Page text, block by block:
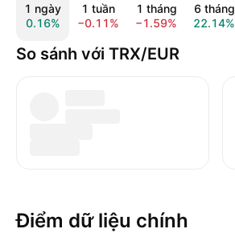
1 ngày
0.16%
1 tuần
−0.11%
1 tháng
−1.59%
6 tháng
22.14%
So sánh với TRX/EUR
Điểm dữ liệu chính